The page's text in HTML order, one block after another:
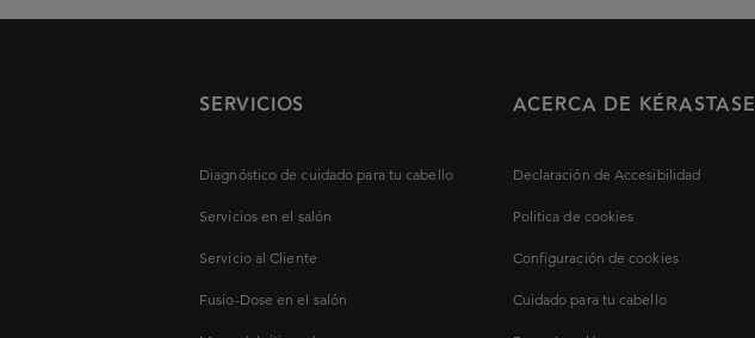
SERVICIOS
Diagnóstico de cuidado para tu cabello
Servicios en el salón
Servicio al Cliente
Fusio-Dose en el salón
ACERCA DE KÉRASTASE
Declaración de Accesibilidad
Politica de cookies
Configuración de cookies
Cuidado para tu cabello